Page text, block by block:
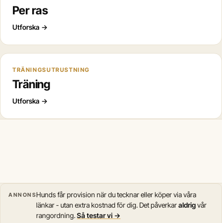
Per ras
Utforska →
TRÄNINGSUTRUSTNING
Träning
Utforska →
ANNONSHunds får provision när du tecknar eller köper via våra
länkar - utan extra kostnad för dig. Det påverkaraldrigvår
rangordning.Så testar vi →